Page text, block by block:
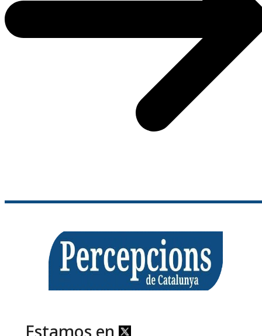
Estamos en